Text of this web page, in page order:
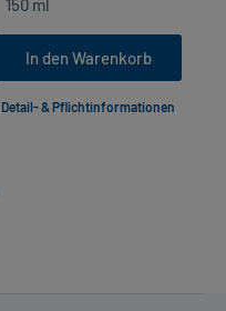
In den Warenkorb
Detail- & Pflichtinformationen